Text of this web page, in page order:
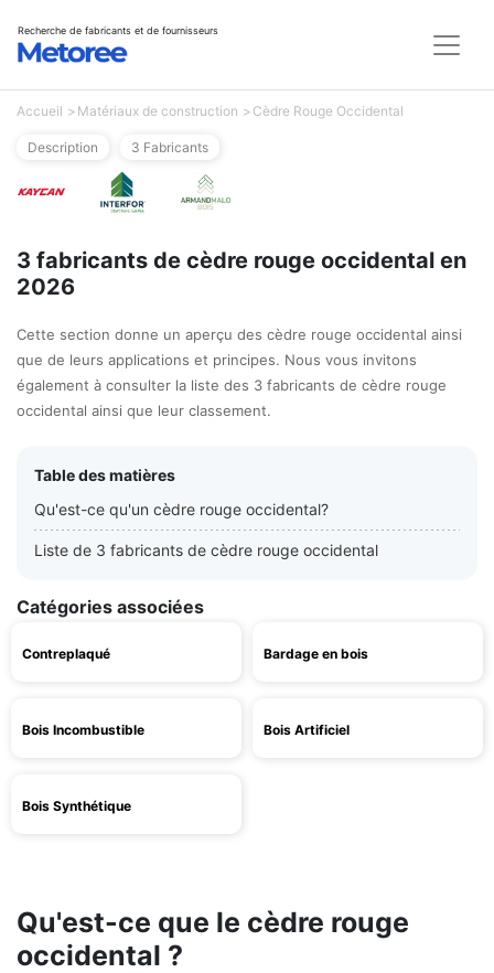
Recherche de fabricants et de fournisseurs
Accueil Matériaux de construction Cèdre Rouge Occidental
Description 3 Fabricants
3 fabricants de cèdre rouge occidental en
2026
Cette section donne un aperçu des cèdre rouge occidental ainsi
que de leurs applications et principes. Nous vous invitons
également à consulter la liste des 3 fabricants de cèdre rouge
occidental ainsi que leur classement.
Table des matières
Qu'est-ce qu'un cèdre rouge occidental?
Liste de 3 fabricants de cèdre rouge occidental
Catégories associées
Contreplaqué Bardage en bois
Bois Incombustible Bois Artificiel
Bois Synthétique
Qu'est-ce que le cèdre rouge
occidental ?